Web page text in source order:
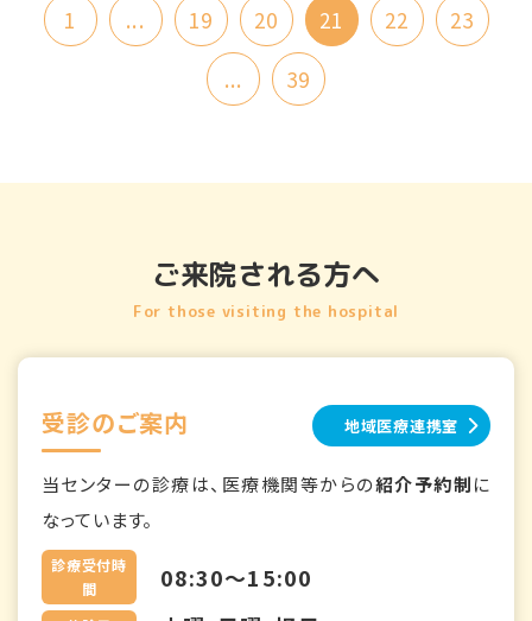
1 ... 19 20 21 22
23
...
39
ご来院される方へ
For those visiting the hospital
受診のご案内 地域医療連携室
当センターの診療は、医療機関等からの紹介予約制に
なっています。
診療受付時
間
08:30～15:00